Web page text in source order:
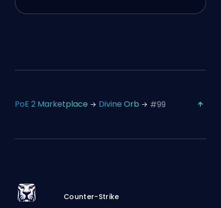
PoE 2 Marketplace Divine Orb #99
Counter-Strike